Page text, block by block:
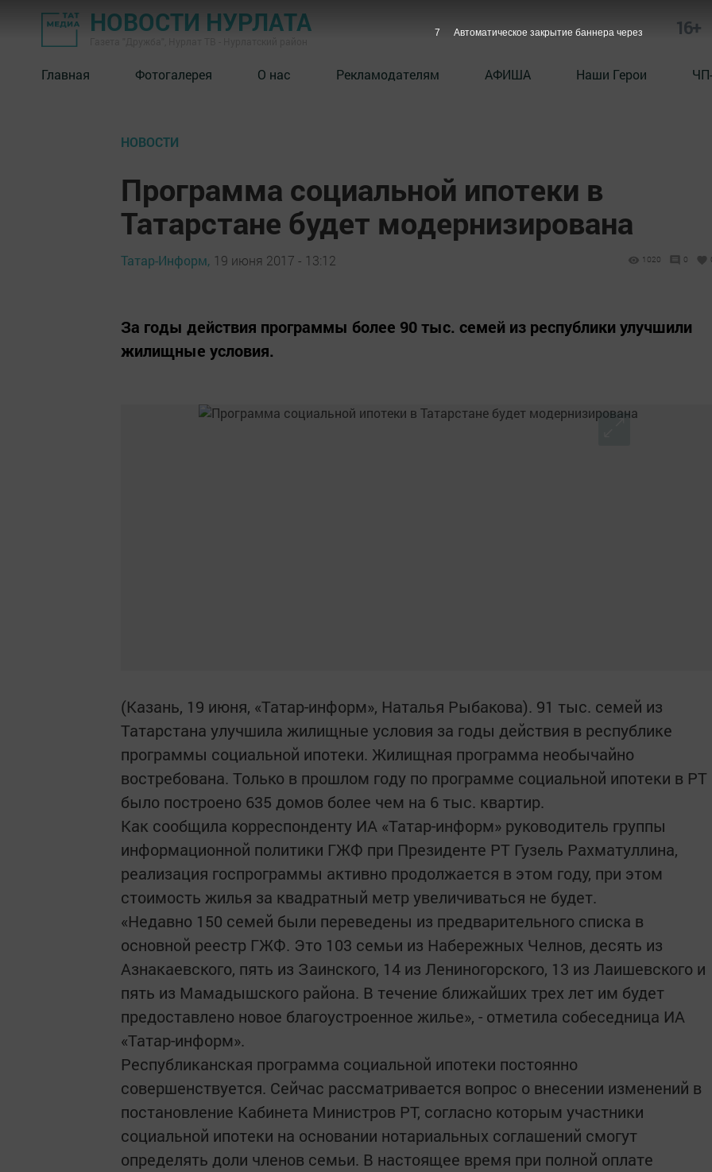
НОВОСТИ НУРЛАТА 16+
Главная Фотогалерея О нас Рекламодателям АФИША Наши Герои
НОВОСТИ
Программа социальной ипотеки в
Татарстане будет модернизирована
Татар-Информ, 19 июня 2017 - 13:12 1020 0
За годы действия программы более 90 тыс. семей из республики улучшили
жилищные условия.
(Казань, 19 июня, «Татар-информ», Наталья Рыбакова). 91 тыс. семей из
Татарстана улучшила жилищные условия за годы действия в республике
программы социальной ипотеки. Жилищная программа необычайно
востребована. Только в прошлом году по программе социальной ипотеки в РТ
было построено 635 домов более чем на 6 тыс. квартир.
Как сообщила корреспонденту ИА «Татар-информ» руководитель группы
информационной политики ГЖФ при Президенте РТ Гузель Рахматуллина,
реализация госпрограммы активно продолжается в этом году, при этом
стоимость жилья за квадратный метр увеличиваться не будет.
«Недавно 150 семей были переведены из предварительного списка в
основной реестр ГЖФ. Это 103 семьи из Набережных Челнов, десять из
Азнакаевского, пять из Заинского, 14 из Лениногорского, 13 из Лаишевского и
пять из Мамадышского района. В течение ближайших трех лет им будет
предоставлено новое благоустроенное жилье», - отметила собеседница ИА
«Татар-информ».
Республиканская программа социальной ипотеки постоянно
совершенствуется. Сейчас рассматривается вопрос о внесении изменений в
постановление Кабинета Министров РТ, согласно которым участники
социальной ипотеки на основании нотариальных соглашений смогут
определять доли членов семьи. В настоящее время при полной оплате
6 Автоматическое закрытие баннера через